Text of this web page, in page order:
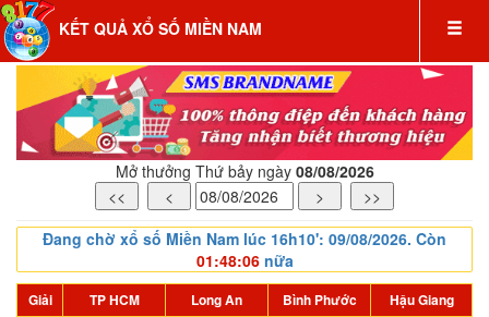
KẾT QUẢ XỔ SỐ MIỀN NAM
Mở thưởng Thứ bảyngày 08/08/2026
Đang chờ xổ số Miền Nam lúc 16h10': 09/08/2026. Còn
01:48:04nữa
Giải TP HCM Long An Bình Phước Hậu Giang